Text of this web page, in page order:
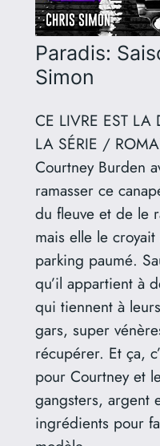
Paradis:
Simon
CE LIVRE EST LA
LA SÉRIE /
Courtney Burden
ramasser ce
du fleuve et de le
mais elle le
parking paumé.
qu’il appartient à
qui tiennent à
gars, super
récupérer. Et ça,
pour Courtney et
gangsters, argent
ingrédients pour